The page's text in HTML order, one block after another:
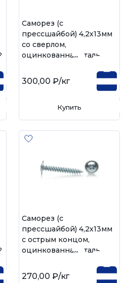
Саморез (с
прессшайбой) 4,2х13мм
со сверлом,
оцинкованная сталь
300,00 ₽/кг
Купить
Саморез (с
прессшайбой) 4,2х13мм
с острым концом,
оцинкованная сталь
270,00 ₽/кг